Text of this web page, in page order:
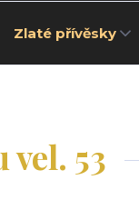
Zlaté přívěsky
53